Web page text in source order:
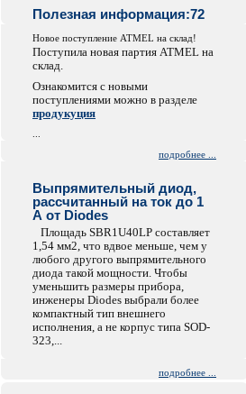
Полезная информация:72
Новое поступление ATMEL на склад!
Поступила новая партия ATMEL на
склад.
Ознакомится с новыми
поступлениями можно в разделе
продукуция
подробнее ...
Выпрямительный диод,
рассчитанный на ток до 1
А от Diodes
Площадь SBR1U40LP составляет
1,54 мм2, что вдвое меньше, чем у
любого другого выпрямительного
диода такой мощности. Чтобы
уменьшить размеры прибора,
инженеры Diodes выбрали более
компактный тип внешнего
исполнения, а не корпус типа SOD-
323,...
подробнее ...